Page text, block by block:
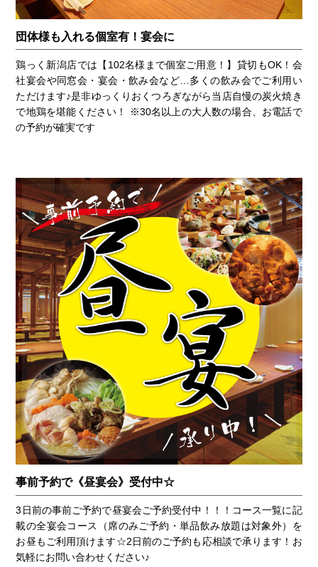
団体様も入れる個室有！宴会に
鶏っく新潟店では【102名様まで個室ご用意！】貸切もOK！会
社宴会や同窓会・宴会・飲み会など…多くの飲み会でご利用い
ただけます♪是非ゆっくりおくつろぎながら当店自慢の炭火焼き
で地鶏を堪能ください！ ※30名以上の大人数の場合、お電話で
の予約が確実です
事前予約で《昼宴会》受付中☆
3日前の事前ご予約で昼宴会ご予約受付中！！！コース一覧に記
載の全宴会コース（席のみご予約・単品飲み放題は対象外）を
お昼もご利用頂けます☆2日前のご予約も応相談で承ります！お
気軽にお問い合わせください♪